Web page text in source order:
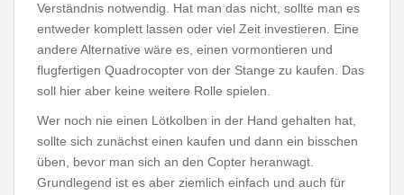
Verständnis notwendig. Hat man das nicht, sollte man es
entweder komplett lassen oder viel Zeit investieren. Eine
andere Alternative wäre es, einen vormontieren und
flugfertigen Quadrocopter von der Stange zu kaufen. Das
soll hier aber keine weitere Rolle spielen.
Wer noch nie einen Lötkolben in der Hand gehalten hat,
sollte sich zunächst einen kaufen und dann ein bisschen
üben, bevor man sich an den Copter heranwagt.
Grundlegend ist es aber ziemlich einfach und auch für